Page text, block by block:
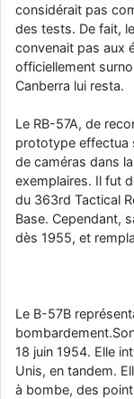
considérait pas
des tests. De fait,
convenait pas aux
officiellement
Canberra lui resta.
Le RB-57A, de
prototype effectua
de caméras dans
exemplaires. Il fut
du 363rd Tactical
Base. Cependant,
dès 1955, et
Le B-57B
18 juin 1954. Elle
Unis, en tandem.
à bombe, des